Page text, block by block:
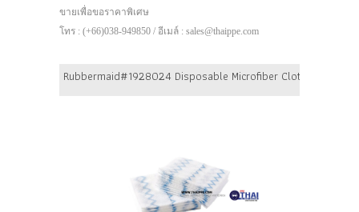
ขายเพื่อขอราคาพิเศษ
โทร : (+66)038-949850 / อีเมล์ : sales@thaippe.com
Rubbermaid#1928024 Disposable Microfiber Cloth Bulk